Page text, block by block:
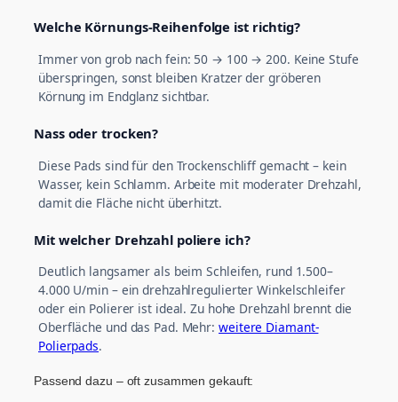
Welche Körnungs-Reihenfolge ist richtig?
Immer von grob nach fein: 50 → 100 → 200. Keine Stufe
überspringen, sonst bleiben Kratzer der gröberen
Körnung im Endglanz sichtbar.
Nass oder trocken?
Diese Pads sind für den Trockenschliff gemacht – kein
Wasser, kein Schlamm. Arbeite mit moderater Drehzahl,
damit die Fläche nicht überhitzt.
Mit welcher Drehzahl poliere ich?
Deutlich langsamer als beim Schleifen, rund 1.500–
4.000 U/min – ein drehzahlregulierter Winkelschleifer
oder ein Polierer ist ideal. Zu hohe Drehzahl brennt die
Oberfläche und das Pad. Mehr: weitere Diamant-
Polierpads.
Passend dazu – oft zusammen gekauft: